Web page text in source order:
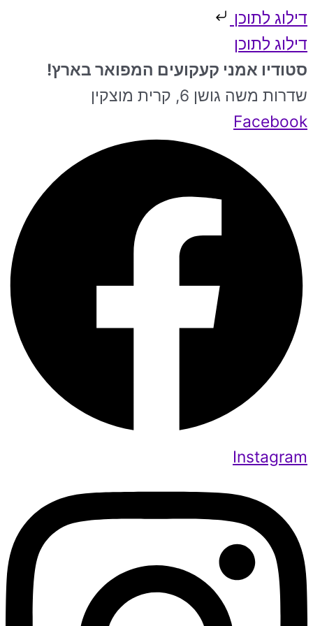
דילוג לתוכן
דילוג לתוכן
סטודיו אמני קעקועים המפואר בארץ!
שדרות משה גושן 6, קרית מוצקין
Facebook
Instagram